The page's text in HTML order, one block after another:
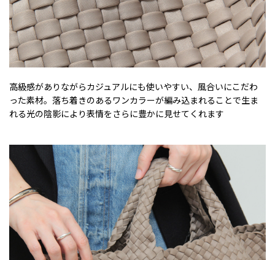
高級感がありながらカジュアルにも使いやすい、風合いにこだわ
った素材。落ち着きのあるワンカラーが編み込まれることで生ま
れる光の陰影により表情をさらに豊かに見せてくれます